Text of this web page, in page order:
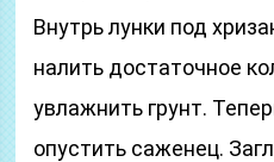
Внутрь лунки под
налить достаточное
увлажнить грунт.
опустить саженец.